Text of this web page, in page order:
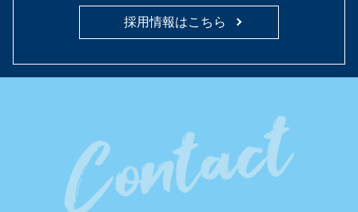
採用情報はこちら